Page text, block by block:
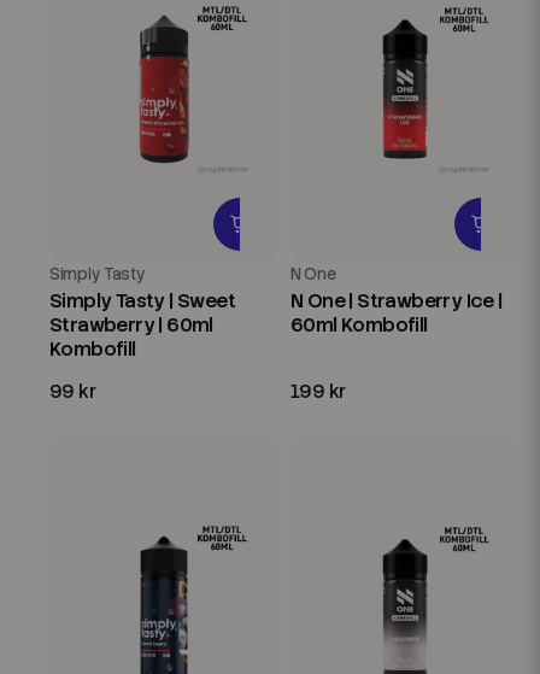
Simply Tasty
Simply Tasty | Sweet
Strawberry | 60ml
Kombofill
99 kr
N One
N One | Strawberry Ice |
60ml Kombofill
199 kr